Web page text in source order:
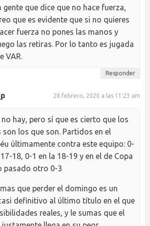
gente que dice que no hace fuerza,
que es evidente que si no quieres
fuerza no pones las manos y
las retiras. Por lo tanto es jugada
VAR.
Responder
28 febrero, 2020 a las 11:23 am
no hay, pero sí que es cierto que los
son los que son. Partidos en el
últimamente contra este equipo: 0-
18, 0-1 en la 18-19 y en el de Copa
pasado otro 0-3
que perder el domingo es un
definitivo al último título en el que
reales, y le sumas que el